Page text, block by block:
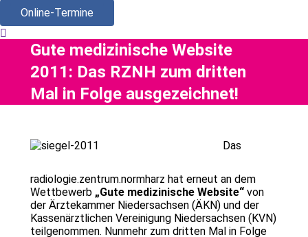
Online-Termine
Search:
Gute medizinische Website
2011: Das RZNH zum dritten
Mal in Folge ausgezeichnet!
Das
radiologie.zentrum.normharz hat erneut an dem
Wettbewerb „Gute medizinische Website“ von
der Ärztekammer Niedersachsen (ÄKN) und der
Kassenärztlichen Vereinigung Niedersachsen (KVN)
teilgenommen. Nunmehr zum dritten Mal in Folge